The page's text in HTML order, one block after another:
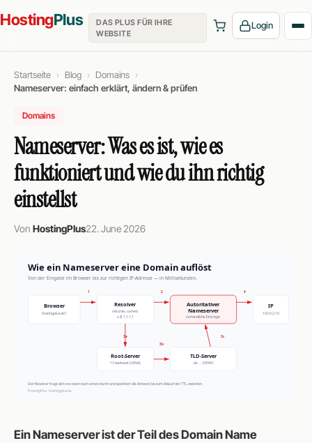
HostingPlus
DAS PLUS FÜR IHRE
WEBSITE
Login
Startseite Blog
Domains
Nameserver: einfach erklärt, ändern & prüfen
Domains
Nameserver: Was es ist, wie es
funktioniert und wie du ihn richtig
einstellst
Von HostingPlus22. June 2026
Ein Nameserver ist der Teil des Domain Name